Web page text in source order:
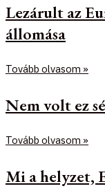
Lezárult az
állomása
Tovább olvasom »
Nem volt ez
Tovább olvasom »
Mi a helyzet,